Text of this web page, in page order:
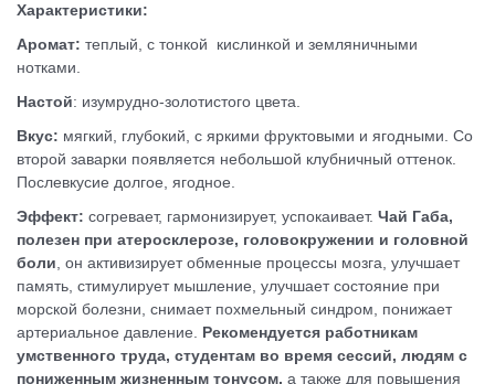
Характеристики:
Аромат: теплый, с тонкой кислинкой и земляничными
нотками.
Настой: изумрудно-золотистого цвета.
Вкус: мягкий, глубокий, с яркими фруктовыми и ягодными. Со
второй заварки появляется небольшой клубничный оттенок.
Послевкусие долгое, ягодное.
Эффект: согревает, гармонизирует, успокаивает. Чай Габа,
полезен при атеросклерозе, головокружении и головной
боли, он активизирует обменные процессы мозга, улучшает
память, стимулирует мышление, улучшает состояние при
морской болезни, снимает похмельный синдром, понижает
артериальное давление. Рекомендуется работникам
умственного труда, студентам во время сессий, людям с
пониженным жизненным тонусом, а также для повышения